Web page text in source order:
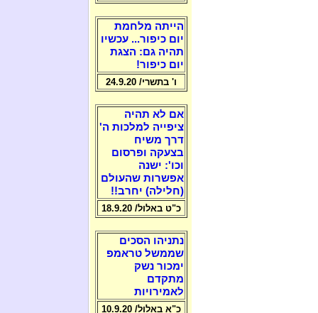
הייתה מלחמת
יום כיפור... עכשיו
תהיה גם: הצגת
יום כיפור!
ו' בתשרי/ 24.9.20
אם לא תהיה
ציפייה למלכות ה'
דרך משיח
בצעקה ופרסום
וכו': ישנה
אפשרות שהעולם
(חלילה) יחרב!!
כ"ט באלול/ 18.9.20
נתניהו הסכים
שממשל טראמפ
ימכור נשק
מתקדם
לאמירויות
כ"א באלול/ 10.9.20